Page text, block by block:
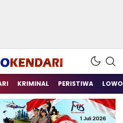
Tenggara
KRIMINAL PERISTIWA